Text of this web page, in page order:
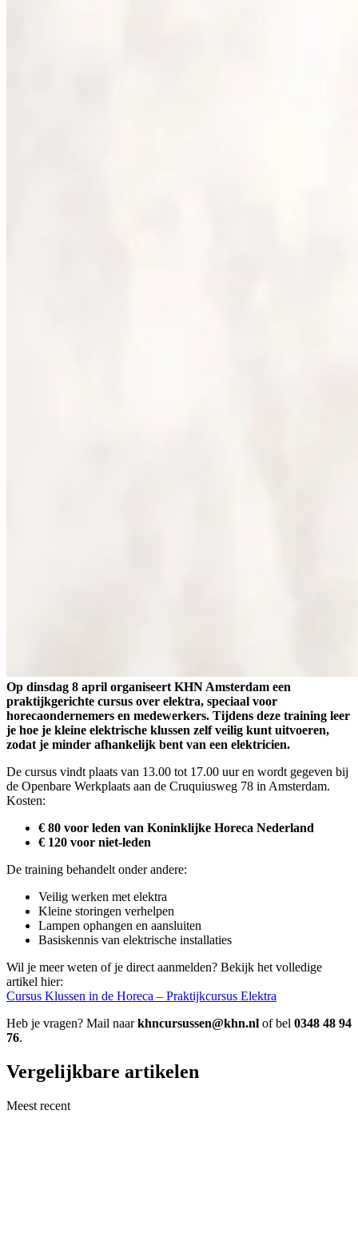
Op dinsdag 8 april organiseert KHN Amsterdam een
praktijkgerichte cursus over elektra, speciaal voor
horecaondernemers en medewerkers. Tijdens deze training leer
je hoe je kleine elektrische klussen zelf veilig kunt uitvoeren,
zodat je minder afhankelijk bent van een elektricien.
De cursus vindt plaats van 13.00 tot 17.00 uur en wordt gegeven bij
de Openbare Werkplaats aan de Cruquiusweg 78 in Amsterdam.
Kosten:
€ 80 voor leden van Koninklijke Horeca Nederland
€ 120 voor niet-leden
De training behandelt onder andere:
Veilig werken met elektra
Kleine storingen verhelpen
Lampen ophangen en aansluiten
Basiskennis van elektrische installaties
Wil je meer weten of je direct aanmelden? Bekijk het volledige
artikel hier:
Cursus Klussen in de Horeca – Praktijkcursus Elektra
Heb je vragen? Mail naarkhncursussen@khn.nl of bel 0348 48 94
76.
Vergelijkbare artikelen
Meest recent